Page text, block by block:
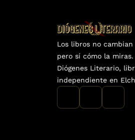
Los libros no
pero sí cómo la
Diógenes Literario,
independiente en